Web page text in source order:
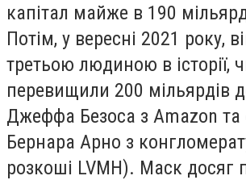
капітал майже в 190
Потім, у вересні 2021 року,
третьою людиною в історії,
перевищили 200 мільярдів
Джеффа Безоса з Amazon та
Бернара Арно з
розкоші LVMH). Маск досяг